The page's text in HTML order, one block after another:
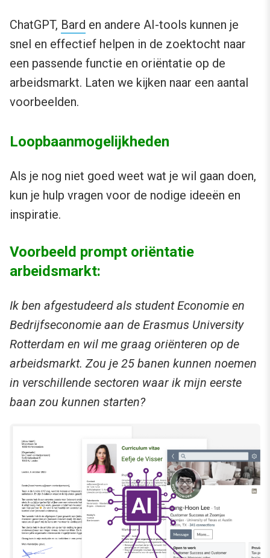
ChatGPT, Bard en andere AI-tools kunnen je
snel en effectief helpen in de zoektocht naar
een passende functie en oriëntatie op de
arbeidsmarkt. Laten we kijken naar een aantal
voorbeelden.
Loopbaanmogelijkheden
Als je nog niet goed weet wat je wil gaan doen,
kun je hulp vragen voor de nodige ideeën en
inspiratie.
Voorbeeld prompt oriëntatie
arbeidsmarkt:
Ik ben afgestudeerd als student Economie en
Bedrijfseconomie aan de Erasmus University
Rotterdam en wil me graag oriënteren op de
arbeidsmarkt. Zou je 25 banen kunnen noemen
in verschillende sectoren waar ik mijn eerste
baan zou kunnen starten?